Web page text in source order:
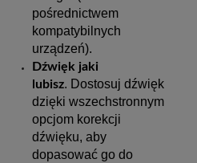
pośrednictwem
kompatybilnych
urządzeń).
Dźwięk jaki
lubisz. Dostosuj dźwięk
dzięki wszechstronnym
opcjom korekcji
dźwięku, aby
dopasować go do